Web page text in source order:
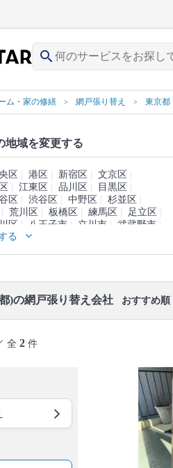
search
ム・家の修繕 網戸張り替え 東京都
地域を変更する
区 港区 新宿区
文京区
江東区 品川区
目黒区
区 渋谷区 中野区
杉並区
荒川区 板橋区 練馬区
足立区
区 八王子市 立川市
武蔵野市
府中市
新島村 神津島村
三宅島
る
)の網戸張り替え会社 おすすめ順
全 2 件